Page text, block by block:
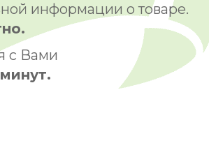
информации о товаре.
с Вами